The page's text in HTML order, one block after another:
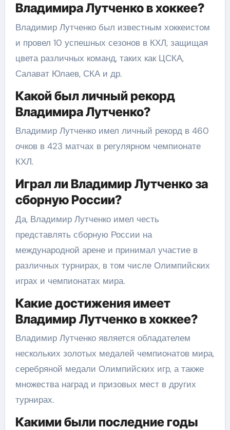
Владимира Лутченко в хоккее?
Владимир Лутченко был известным хоккеистом
и провел 10 успешных сезонов в КХЛ, защищая
цвета различных команд, таких как ЦСКА,
Салават Юлаев, СКА и др.
Какой был личный рекорд
Владимира Лутченко?
Владимир Лутченко имел личный рекорд в 460
очков в 423 матчах в регулярном чемпионате
КХЛ.
Играл ли Владимир Лутченко за
сборную России?
Да, Владимир Лутченко имел честь
представлять сборную России на
международной арене и принимал участие в
различных турнирах, в том числе Олимпийских
играх и чемпионатах мира.
Какие достижения имеет
Владимир Лутченко в хоккее?
Владимир Лутченко является обладателем
нескольких золотых медалей чемпионатов мира,
серебряной медали Олимпийских игр, а также
множества наград и призовых мест в других
турнирах.
Какими были последние годы